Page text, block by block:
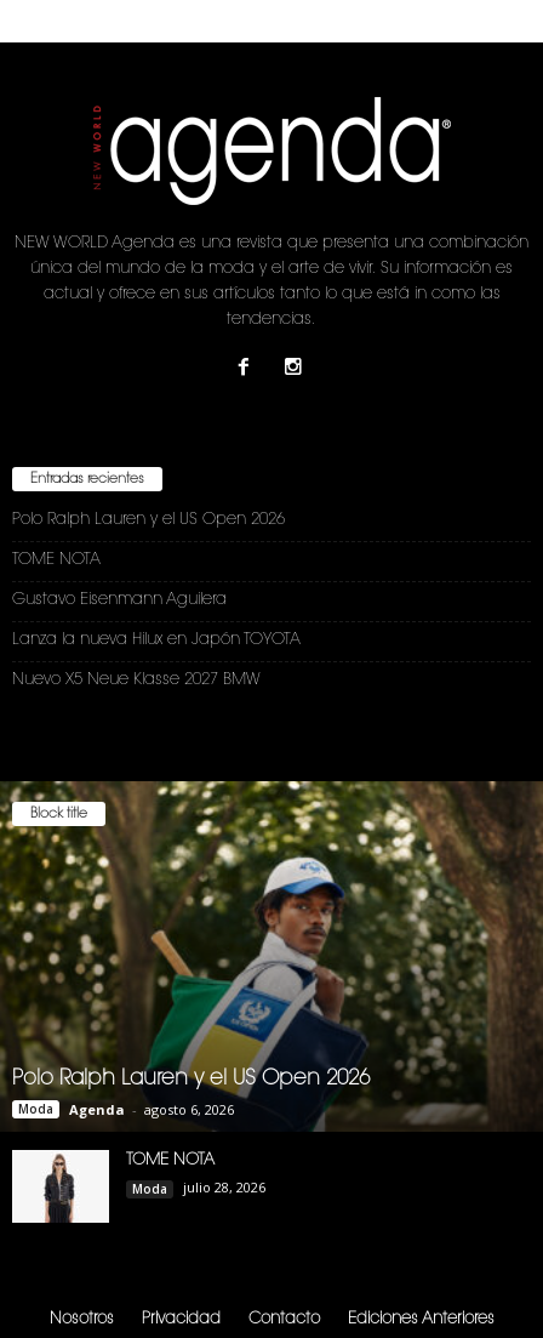
NEW WORLD Agenda es una revista que presenta una combinación
única del mundo de la moda y el arte de vivir. Su información es
actual y ofrece en sus artículos tanto lo que está in como las
tendencias.
Entradas recientes
Polo Ralph Lauren y el US Open 2026
TOME NOTA
Gustavo Eisenmann Aguilera
Lanza la nueva Hilux en Japón TOYOTA
Nuevo X5 Neue Klasse 2027 BMW
Block title
Polo Ralph Lauren y el US Open 2026
Moda Agenda - agosto 6, 2026
TOME NOTA
Moda julio 28, 2026
Nosotros Privacidad Contacto Ediciones Anteriores